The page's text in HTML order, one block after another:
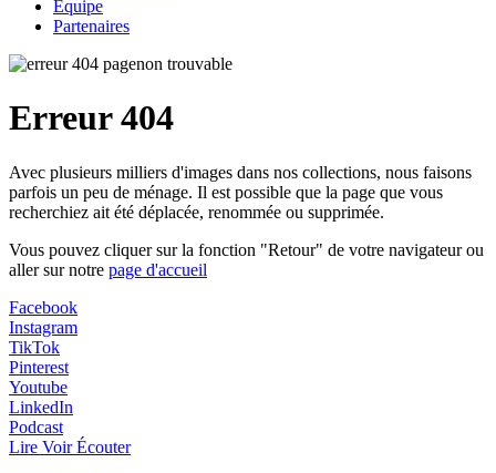
Equipe
Partenaires
Erreur 404
Avec plusieurs milliers d'images dans nos collections, nous faisons
parfois un peu de ménage. Il est possible que la page que vous
recherchiez ait été déplacée, renommée ou supprimée.
Vous pouvez cliquer sur la fonction "Retour" de votre navigateur ou
aller sur notre page d'accueil
Facebook
Instagram
TikTok
Pinterest
Youtube
LinkedIn
Podcast
Lire Voir Écouter